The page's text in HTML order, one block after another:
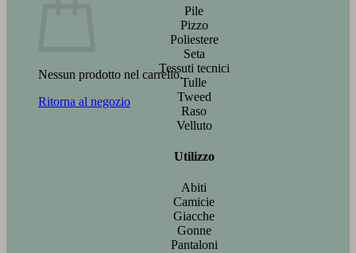
Nessun prodotto nel carrello.
Ritorna al negozio
Pile
Pizzo
Poliestere
Seta
Tessuti tecnici
Tulle
Tweed
Raso
Velluto
Utilizzo
Abiti
Camicie
Giacche
Gonne
Pantaloni